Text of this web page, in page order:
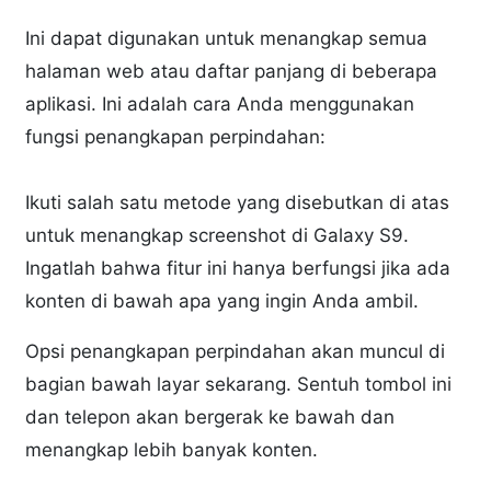
Ini dapat digunakan untuk menangkap semua
halaman web atau daftar panjang di beberapa
aplikasi. Ini adalah cara Anda menggunakan
fungsi penangkapan perpindahan:
Ikuti salah satu metode yang disebutkan di atas
untuk menangkap screenshot di Galaxy S9.
Ingatlah bahwa fitur ini hanya berfungsi jika ada
konten di bawah apa yang ingin Anda ambil.
Opsi penangkapan perpindahan akan muncul di
bagian bawah layar sekarang. Sentuh tombol ini
dan telepon akan bergerak ke bawah dan
menangkap lebih banyak konten.